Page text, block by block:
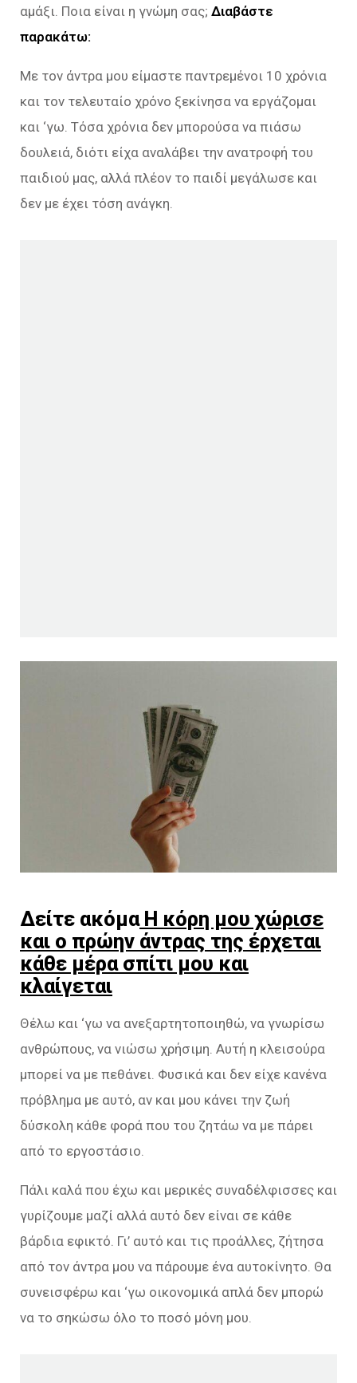
αμάξι. Ποια είναι η γνώμη σας; Διαβάστε
παρακάτω:
Με τον άντρα μου είμαστε παντρεμένοι 10 χρόνια
και τον τελευταίο χρόνο ξεκίνησα να εργάζομαι
και ‘γω. Τόσα χρόνια δεν μπορούσα να πιάσω
δουλειά, διότι είχα αναλάβει την ανατροφή του
παιδιού μας, αλλά πλέον το παιδί μεγάλωσε και
δεν με έχει τόση ανάγκη.
Δείτε ακόμαΗ κόρη μου χώρισε
και ο πρώην άντρας της έρχεται
κάθε μέρα σπίτι μου και
κλαίγεται
Θέλω και ‘γω να ανεξαρτητοποιηθώ, να γνωρίσω
ανθρώπους, να νιώσω χρήσιμη. Αυτή η κλεισούρα
μπορεί να με πεθάνει. Φυσικά και δεν είχε κανένα
πρόβλημα με αυτό, αν και μου κάνει την ζωή
δύσκολη κάθε φορά που του ζητάω να με πάρει
από το εργοστάσιο.
Πάλι καλά που έχω και μερικές συναδέλφισσες και
γυρίζουμε μαζί αλλά αυτό δεν είναι σε κάθε
βάρδια εφικτό. Γι’ αυτό και τις προάλλες, ζήτησα
από τον άντρα μου να πάρουμε ένα αυτοκίνητο. Θα
συνεισφέρω και ‘γω οικονομικά απλά δεν μπορώ
να το σηκώσω όλο το ποσό μόνη μου.